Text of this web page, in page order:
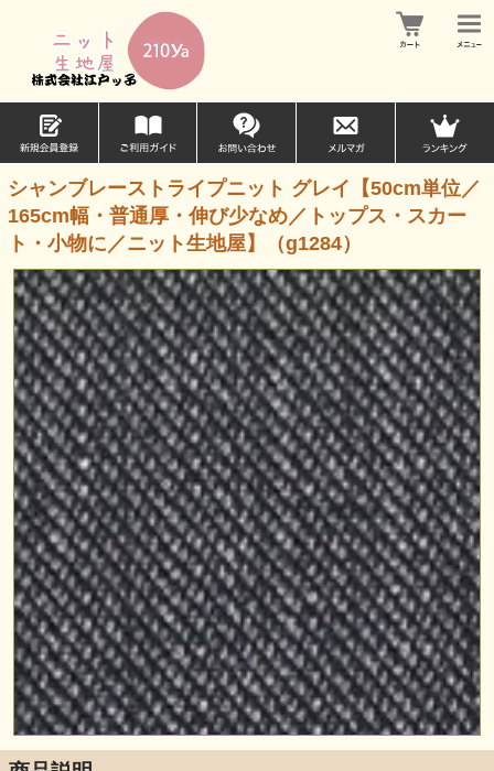
シャンブレーストライプニット グレイ【50cm単位／
165cm幅・普通厚・伸び少なめ／トップス・スカー
ト・小物に／ニット生地屋】（g1284）